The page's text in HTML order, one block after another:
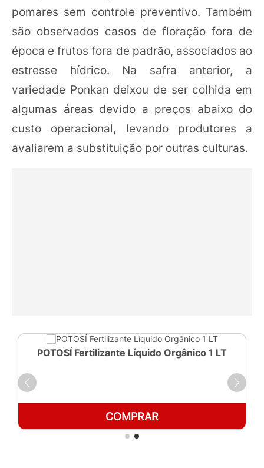
pomares sem controle preventivo. Também
são observados casos de floração fora de
época e frutos fora de padrão, associados ao
estresse hídrico. Na safra anterior, a
variedade Ponkan deixou de ser colhida em
algumas áreas devido a preços abaixo do
custo operacional, levando produtores a
avaliarem a substituição por outras culturas.
POTOSÍ Fertilizante Líquido Orgânico 1 LT
COMPRAR